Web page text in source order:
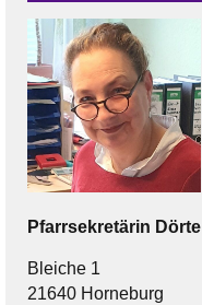
Pfarrsekretärin Dörte
Bleiche 1
21640 Horneburg